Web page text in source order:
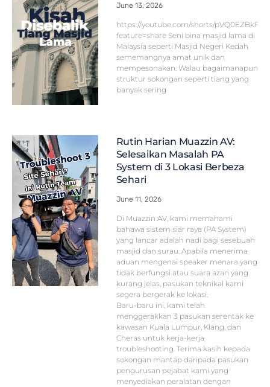
June 13, 2026
https://youtube.com/shorts/
feature=share Seni bina masjid lama di
Malaysia seperti Masjid Negeri Kedah
sememangnya amat unik dan
mempesonakan. Walau bagaimanapun,
struktur sokongan seperti tiang yang
banyak sering
Rutin Harian Muazzin AV:
Selesaikan Masalah PA
System di 3 Lokasi Berbeza
Sehari
June 11, 2026
Di Muazzin AV, kami memahami
bahawa sistem siar raya (PA System)
yang lancar adalah nadi bagi sesebuah
masjid dan surau. Apabila menerima
aduan mengenai speaker menara yang
tidak berfungsi atau suara azan yang
kurang jelas, pasukan teknikal kami
segera bergerak ke lokasi.
Baru-baru ini, kami telah
menggerakkan 3 pasukan serentak ke
kawasan Kuala Lumpur, Klang, dan
Cheras untuk kerja-kerja
troubleshooting. Terima kasih kepada
sokongan mantap daripada pasukan
pengurusan pejabat kami yang
menyediakan peralatan dengan